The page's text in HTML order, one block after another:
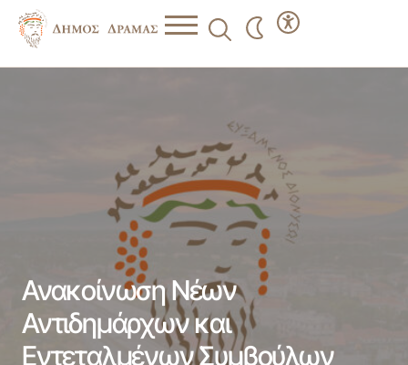
Ανακοίνωση Νέων
Αντιδημάρχων και
Εντεταλμένων Συμβούλων